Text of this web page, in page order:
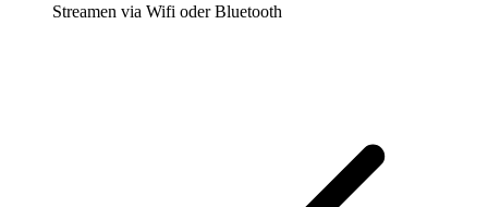
Streamen via Wifi oder Bluetooth